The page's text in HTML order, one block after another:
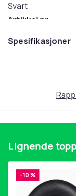
Svart
Artikkel nr.
Spesifikasjoner
Lignende
-10 %